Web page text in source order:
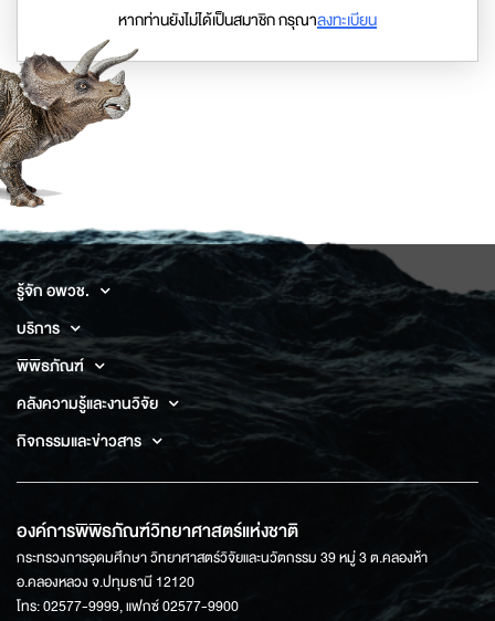
หากท่านยังไม่ได้เป็นสมาชิก กรุณาลงทะเบียน
รู้จัก อพวช.
บริการ
พิพิธภัณฑ์
คลังความรู้และงานวิจัย
กิจกรรมและข่าวสาร
องค์การพิพิธภัณฑ์วิทยาศาสตร์แห่งชาติ
กระทรวงการอุดมศึกษา วิทยาศาสตร์วิจัยและนวัตกรรม 39 หมู่ 3 ต.คลองห้า
อ.คลองหลวง จ.ปทุมธานี 12120
โทร: 02577-9999, แฟกซ์ 02577-9900